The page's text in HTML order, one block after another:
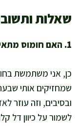
שאלות
1. האם חומוס מתאים לדיאטה ולירידה במשקל?
כן, אני משתמשת
שמחזיקים אותי
ובסיבים, וזה עוזר
לשמור על כיוון דל